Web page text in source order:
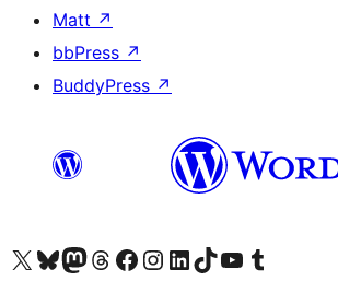
Matt ↗
bbPress ↗
BuddyPress ↗
Visit our X (formerly Twitter) account
ഞങ്ങളുടെ ബ്ലൂസ്കൈ അക്കൗണ്ട് സന്ദർശിക്കുക
Visit our Mastodon account
ഞങ്ങളുടെ ത്രെഡ്സ് അക്കൗണ്ട് സന്ദർശിക്കുക
Visit our Facebook page
Visit our Instagram account
Visit our LinkedIn account
ഞങ്ങളുടെ ടിക് ടോക് അക്കൗണ്ട്
Visit our YouTube channel
ഞങ്ങളുടെ ടംബ്ലർ